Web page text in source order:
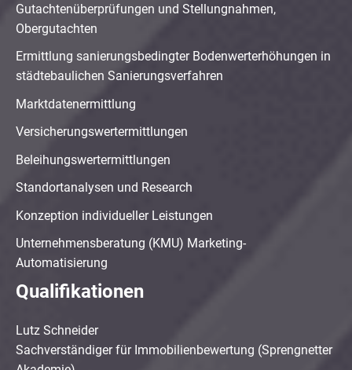
Gutachtenüberprüfungen und Stellungnahmen,
Obergutachten
Ermittlung sanierungsbedingter Bodenwerterhöhungen in
städtebaulichen Sanierungsverfahren
Marktdatenermittlung
Versicherungswertermittlungen
Beleihungswertermittlungen
Standortanalysen und Research
Konzeption individueller Leistungen
Unternehmensberatung (KMU) Marketing-
Automatisierung
Qualifikationen
Lutz Schneider
Sachverständiger für Immobilienbewertung (Sprengnetter